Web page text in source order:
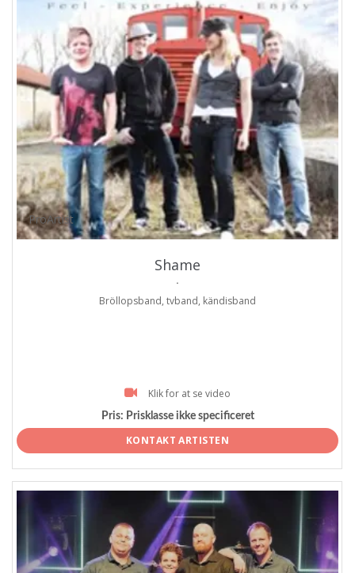
ProArtist
Shame
.
Bröllopsband, tvband, kändisband
Klik for at se video
Pris: Prisklasse ikke specificeret
KONTAKT ARTISTEN